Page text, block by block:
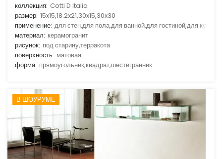
коллекция: Cotti D Italia
размер: 15x15,18.2x21,30x15,30x30
применение: для стен,для пола,для ванной,для гостиной,для кухни
материал: керамогранит
рисунок: под старину,терракота
поверхность: матовая
форма: прямоугольник,квадрат,шестигранник
В ШОУРУМЕ